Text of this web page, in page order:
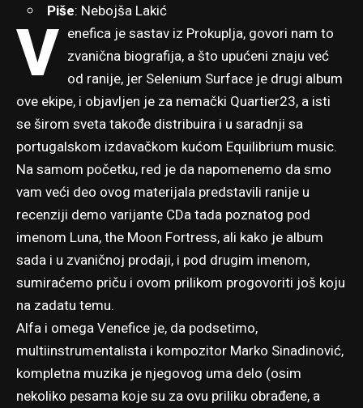
Piše: Nebojša Lakić
V enefica je sastav iz Prokuplja, govori nam to
zvanična biografija, a što upućeni znaju već
od ranije, jer Selenium Surface je drugi album
ove ekipe, i objavljen je za nemački Quartier23, a isti
se širom sveta takođe distribuira i u saradnji sa
portugalskom izdavačkom kućom Equilibrium music.
Na samom početku, red je da napomenemo da smo
vam veći deo ovog materijala predstavili ranije u
recenziji demo varijante CDa tada poznatog pod
imenom Luna, the Moon Fortress, ali kako je album
sada i u zvaničnoj prodaji, i pod drugim imenom,
sumiraćemo priču i ovom prilikom progovoriti još koju
na zadatu temu.
Alfa i omega Venefice je, da podsetimo,
multiinstrumentalista i kompozitor Marko Sinadinović,
kompletna muzika je njegovog uma delo (osim
nekoliko pesama koje su za ovu priliku obrađene, a